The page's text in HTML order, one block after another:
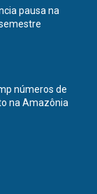
pausa na
números de
na Amazônia